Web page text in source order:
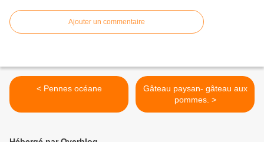
Ajouter un commentaire
< Pennes océane
Gâteau paysan- gâteau aux
pommes. >